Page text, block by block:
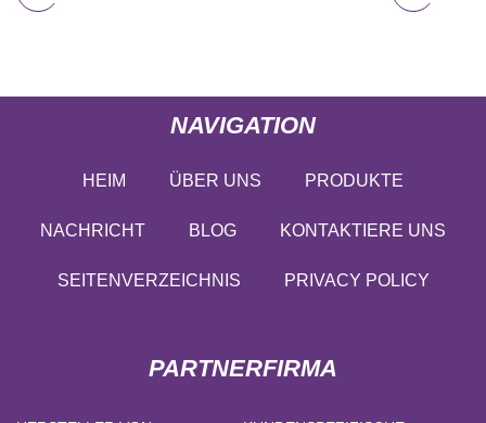
NAVIGATION
HEIM ÜBER UNS PRODUKTE
NACHRICHT BLOG KONTAKTIERE UNS
SEITENVERZEICHNIS PRIVACY POLICY
PARTNERFIRMA